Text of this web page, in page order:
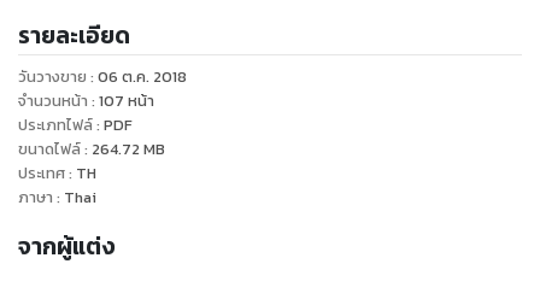
รายละเอียด
วันวางขาย : 06 ต.ค. 2018
จำนวนหน้า : 107 หน้า
ประเภทไฟล์: PDF
ขนาดไฟล์: 264.72 MB
ประเทศ: TH
ภาษา : Thai
จากผู้แต่ง